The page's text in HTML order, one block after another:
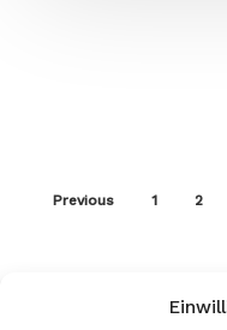
Previous 1 2